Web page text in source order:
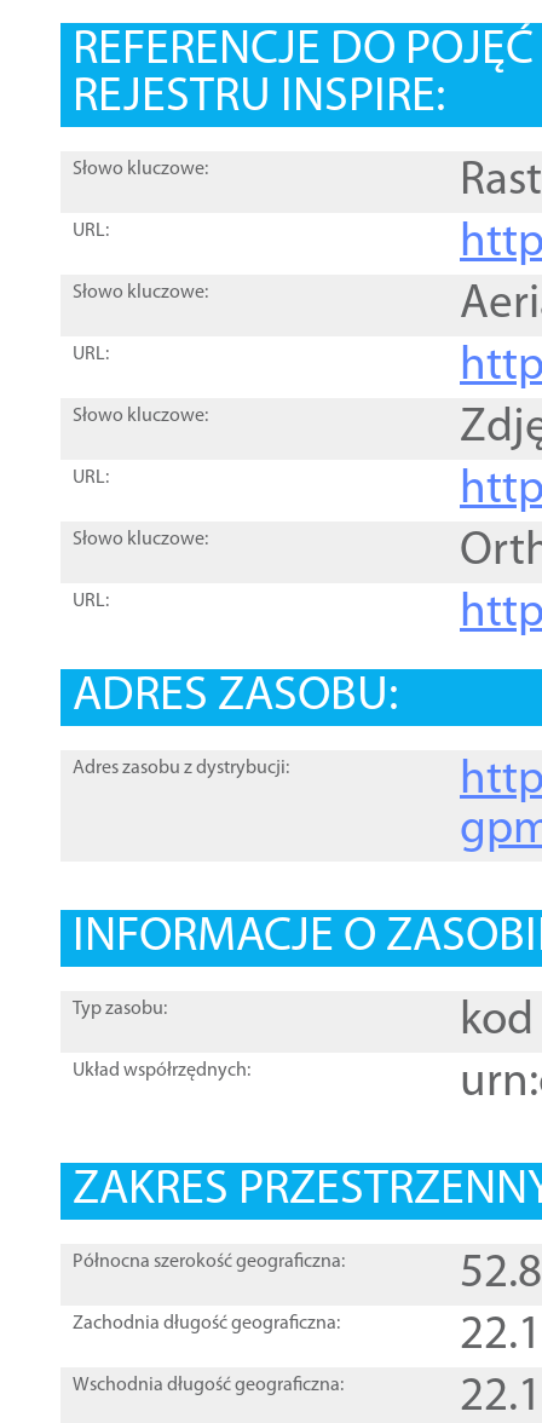
REFERENCJE DO
REJESTRU INSPIRE:
Słowo kluczowe:
URL:
Słowo kluczowe:
URL:
Słowo kluczowe:
URL:
Słowo kluczowe:
URL:
ADRES ZASOBU:
Adres zasobu z dystrybucji:
INFORMACJE O
Typ zasobu: kod
Układ współrzędnych:
ZAKRES
Północna szerokość geograficzna:
Zachodnia długość geograficzna:
Wschodnia długość geograficzna: